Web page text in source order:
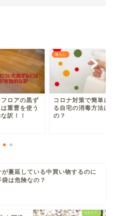
ロアの黒ず
重曹を使う
訳！！
暮らし
コロナ対策で簡単に
る自宅の消毒方法は
の？
が蔓延している中買い物するのに
袋は危険なの？